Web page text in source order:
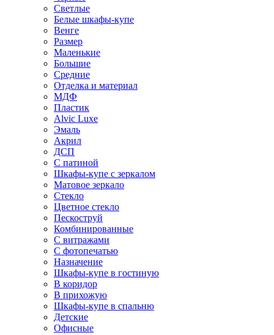
Светлые
Белые шкафы-купе
Венге
Размер
Маленькие
Большие
Средние
Отделка и материал
МДФ
Пластик
Alvic Luxe
Эмаль
Акрил
ДСП
С патиной
Шкафы-купе с зеркалом
Матовое зеркало
Стекло
Цветное стекло
Пескоструй
Комбинированные
С витражами
С фотопечатью
Назначение
Шкафы-купе в гостиную
В коридор
В прихожую
Шкафы-купе в спальню
Детские
Офисные